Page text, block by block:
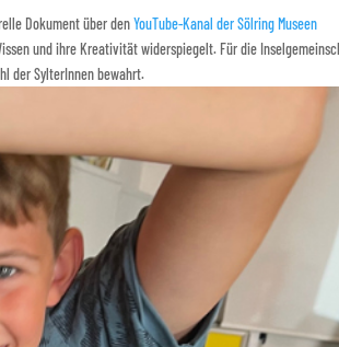
Dokument über denYouTube-Kanal der Sölring Museen
und ihre Kreativität widerspiegelt. Für die
der SylterInnen bewahrt.